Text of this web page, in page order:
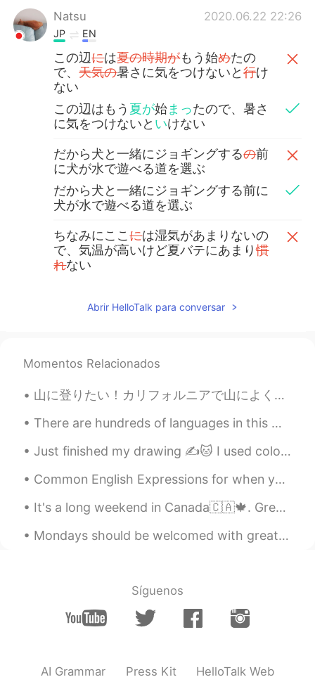
Natsu 2020.06.22 22:26
JP EN
この辺には夏の時期がもう始めたの
で、天気の暑さに気をつけないと行け
ない
この辺はもう 夏が始まったので、暑さ
に気をつけないと いけない
だから犬と一緒にジョギングするの前
に犬が水で遊べる道を選ぶ
だから犬と一緒にジョギングする前に
犬が水で遊べる道を選ぶ
ちなみにここには湿気があまりないの
で、気温が高いけど夏バテにあまり慣
れない
で、気温が高いけど夏バテにあまり
早くて乾燥肌になっちゃう
すぐに乾燥肌になっちゃう
2020.06.22 22:14
EN JPCNKR
@megumiワンチャンの名前は「Roxy」
(ラクシー)です^^ まだ若い女の子だから、
強そうけどちょっと驚いてなりやすい
gtj2017 2020.06.22 22:10
megumi 2020.06.22 22:04
すか？とても勇敢に見えます😊✨
Abrir HelloTalk para conversar
Momentos Relacionados
山に登りたい！カリフォルニアで山によくバックパックしていた。でもその装置を日本に持って来なかった。あと，日本で運転しない。山に行きにくい。コロナだから今は無理です。 (この写真はカリフォルニア...
There are hundreds of languages in this world but there is only one language that can beat all ot...
Just finished my drawing ✍️🐱 I used colored pencils and water colors. I hope all of you are stay...
Common English Expressions for when you make a mistake: ✅"I blew it" I hit the red button by ac...
It's a long weekend in Canada🇨🇦🍁. Great time to cook some dumplings!! CiCi thinks I should take ...
Mondays should be welcomed with great enthusiasm, enormous hope and a tank full of energy. This s...
Síguenos
AI Grammar Press Kit HelloTalk Web